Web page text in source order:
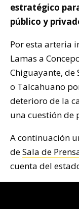
estratégico
público y
Por esta arteria
Lamas a
Chiguayante, de
o Talcahuano
deterioro de la
una cuestión de
A continuación
deSala de
cuenta del